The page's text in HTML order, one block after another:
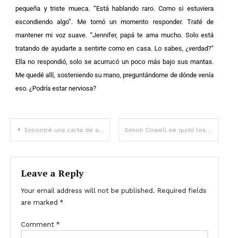
pequeña y triste mueca. “Está hablando raro. Como si estuviera
escondiendo algo”. Me tomó un momento responder. Traté de
mantener mi voz suave. “Jennifer, papá te ama mucho. Solo está
tratando de ayudarte a sentirte como en casa. Lo sabes, ¿verdad?”
Ella no respondió, solo se acurrucó un poco más bajo sus mantas.
Me quedé allí, sosteniendo su mano, preguntándome de dónde venía
eso. ¿Podría estar nerviosa?
Encontré una carta de amor de mi marido que acabó con nuestro matrimonio Simon Cowell se quitó los rellenos faciales después de que su hijo tuviera un ataque de histeria: fotos de antes y después
Leave a Reply
Your email address will not be published. Required fields
are marked *
Comment *